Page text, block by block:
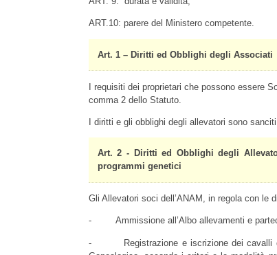
ART.10: parere del Ministero competente.
Art. 1 – Diritti ed Obblighi degli Associati
I requisiti dei proprietari che possono essere
comma 2 dello Statuto.
I diritti e gli obblighi degli allevatori sono
Art. 2 - Diritti ed Obblighi degli
programmi genetici
Gli Allevatori soci dell’ANAM, in regola con le
- Ammissione all’Albo allevamenti e
- Registrazione e iscrizione dei cavalli di